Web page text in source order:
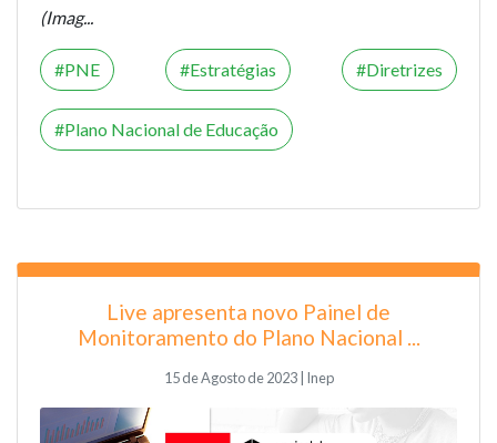
(Imag...
PNE Estratégias Diretrizes
Plano Nacional de Educação
Live apresenta novo Painel de
Monitoramento do Plano Nacional ...
15 de Agosto de 2023 | Inep